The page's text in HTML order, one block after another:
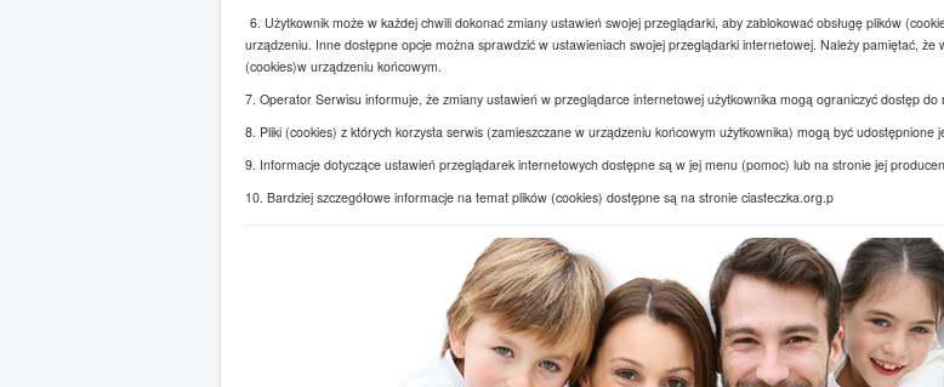
6. Użytkownik może w każdej chwili dokonać zmiany ustawień swojej przeglądarki, aby zablokować obsługę plików
urządzeniu. Inne dostępne opcje można sprawdzić w ustawieniach swojej przeglądarki internetowej. Należy pamiętać,
(cookies)w urządzeniu końcowym.
7. Operator Serwisu informuje, że zmiany ustawień w przeglądarce internetowej użytkownika mogą ograniczyć dostęp
8. Pliki (cookies) z których korzysta serwis (zamieszczane w urządzeniu końcowym użytkownika) mogą być
9. Informacje dotyczące ustawień przeglądarek internetowych dostępne są w jej menu (pomoc) lub na stronie jej
10. Bardziej szczegółowe informacje na temat plików (cookies) dostępne są na stronie ciasteczka.org.p